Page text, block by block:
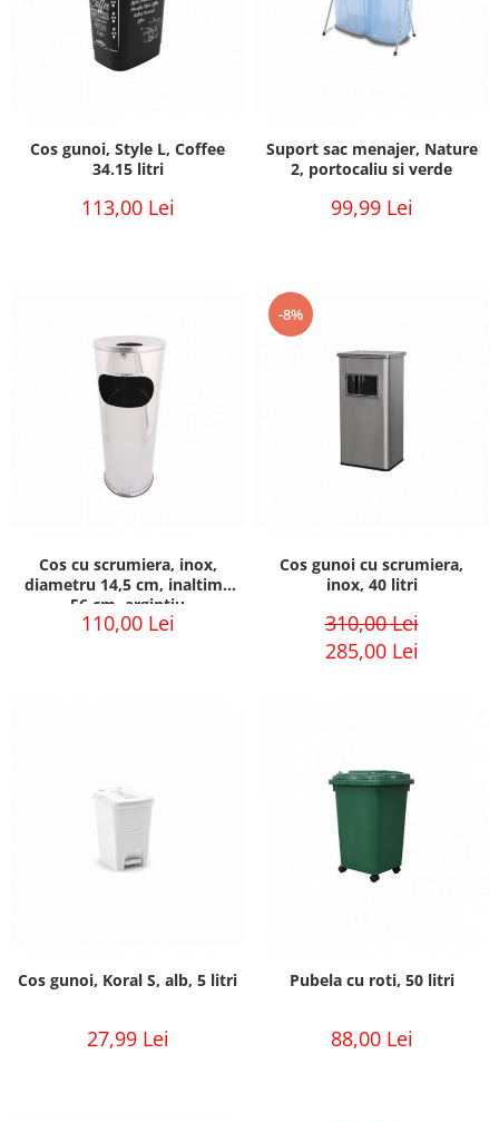
Cos gunoi, Style L, Coffee
34.15 litri
113,00 Lei
Suport sac menajer, Nature
2, portocaliu si verde
99,99 Lei
Cos cu scrumiera, inox,
diametru 14,5 cm, inaltime
56 cm, argintiu
110,00 Lei
-8%
Cos gunoi cu scrumiera,
inox, 40 litri
310,00 Lei
285,00 Lei
Cos gunoi, Koral S, alb, 5 litri
27,99 Lei
Pubela cu roti, 50 litri
88,00 Lei